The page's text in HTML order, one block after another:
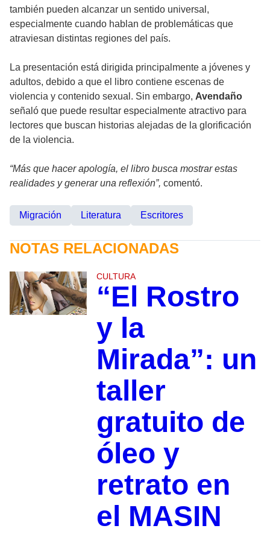
también pueden alcanzar un sentido universal,
especialmente cuando hablan de problemáticas que
atraviesan distintas regiones del país.
La presentación está dirigida principalmente a jóvenes y
adultos, debido a que el libro contiene escenas de
violencia y contenido sexual. Sin embargo, Avendaño
señaló que puede resultar especialmente atractivo para
lectores que buscan historias alejadas de la glorificación
de la violencia.
“Más que hacer apología, el libro busca mostrar estas
realidades y generar una reflexión”, comentó.
Migración Literatura Escritores
NOTAS RELACIONADAS
CULTURA
“El Rostro
y la
Mirada”: un
taller
gratuito de
óleo y
retrato en
el MASIN